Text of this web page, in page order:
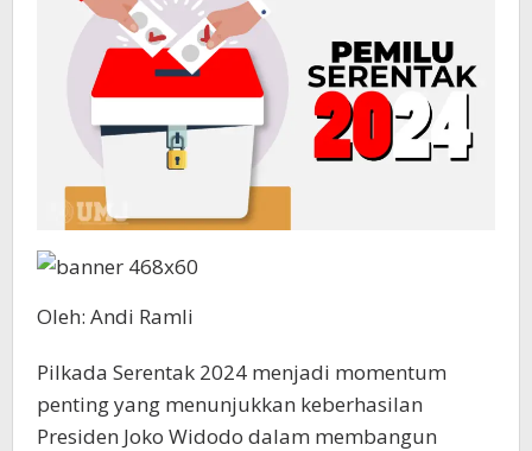
Oleh: Andi Ramli
Pilkada Serentak 2024 menjadi momentum
penting yang menunjukkan keberhasilan
Presiden Joko Widodo dalam membangun